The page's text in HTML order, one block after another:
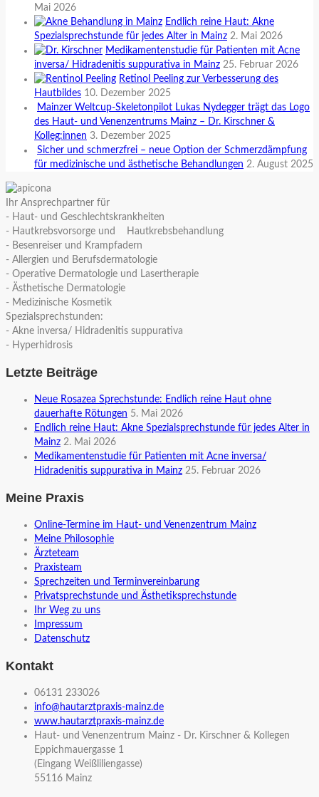
Mai 2026
Endlich reine Haut: Akne
Spezialsprechstunde für jedes Alter in Mainz 2. Mai 2026
Medikamentenstudie für Patienten mit Acne
inversa/ Hidradenitis suppurativa in Mainz 25. Februar 2026
Retinol Peeling zur Verbesserung des
Hautbildes 10. Dezember 2025
Mainzer Weltcup-Skeletonpilot Lukas Nydegger trägt das Logo
des Haut- und Venenzentrums Mainz – Dr. Kirschner &
Kolleg:innen 3. Dezember 2025
Sicher und schmerzfrei – neue Option der Schmerzdämpfung
für medizinische und ästhetische Behandlungen 2. August 2025
Ihr Ansprechpartner für
- Haut- und Geschlechtskrankheiten
- Hautkrebsvorsorge und Hautkrebsbehandlung
- Besenreiser und Krampfadern
- Allergien und Berufsdermatologie
- Operative Dermatologie und Lasertherapie
- Ästhetische Dermatologie
- Medizinische Kosmetik
Spezialsprechstunden:
- Akne inversa/ Hidradenitis suppurativa
- Hyperhidrosis
Letzte Beiträge
Neue Rosazea Sprechstunde: Endlich reine Haut ohne
dauerhafte Rötungen 5. Mai 2026
Endlich reine Haut: Akne Spezialsprechstunde für jedes Alter in
Mainz 2. Mai 2026
Medikamentenstudie für Patienten mit Acne inversa/
Hidradenitis suppurativa in Mainz 25. Februar 2026
Meine Praxis
Online-Termine im Haut- und Venenzentrum Mainz
Meine Philosophie
Ärzteteam
Praxisteam
Sprechzeiten und Terminvereinbarung
Privatsprechstunde und Ästhetiksprechstunde
Ihr Weg zu uns
Impressum
Datenschutz
Kontakt
06131 233026
info@hautarztpraxis-mainz.de
www.hautarztpraxis-mainz.de
Haut- und Venenzentrum Mainz - Dr. Kirschner & Kollegen
Eppichmauergasse 1
(Eingang Weißliliengasse)
55116 Mainz